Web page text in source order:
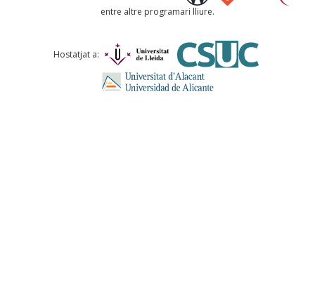
Comentari *
entre altre programari lliure.
Hostatjat a: